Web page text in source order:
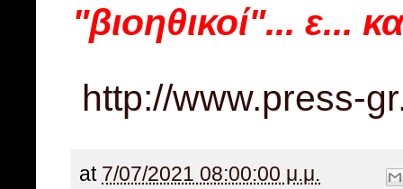
"βιοηθικοί"... ε...
http://www.press-
at 7/07/2021 08:00:00 μ.μ.